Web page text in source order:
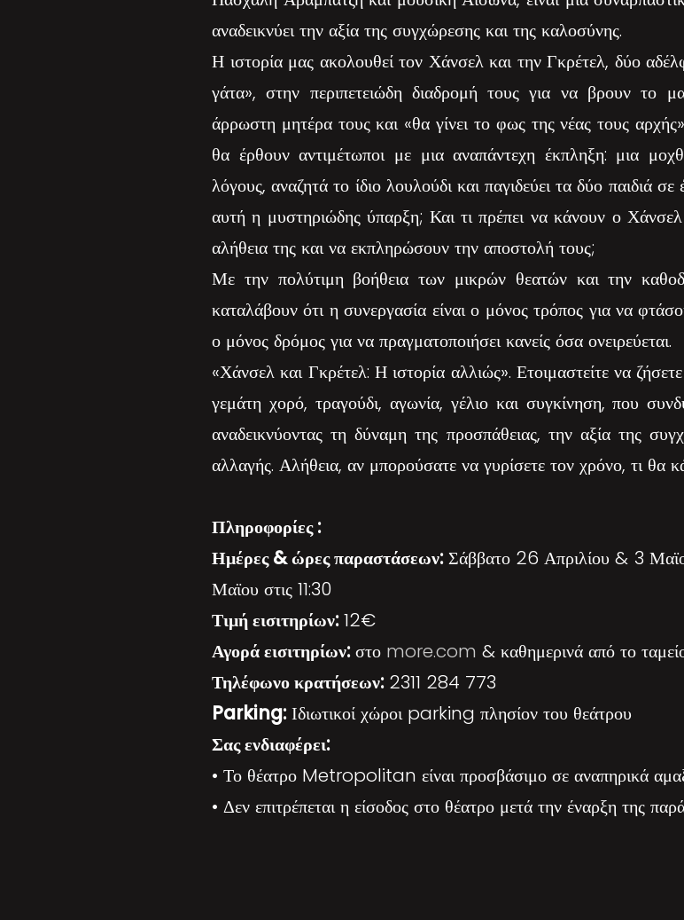
αναδεικνύει την αξία της συγχώρεσης και της καλοσύνης.
Η ιστορία μας ακολουθεί τον Χάνσελ και την Γκρέτελ, δύο
γάτα», στην περιπετειώδη διαδρομή τους για να βρουν το
άρρωστη μητέρα τους και «θα γίνει το φως της νέας τους
θα έρθουν αντιμέτωποι με μια αναπάντεχη έκπληξη: μια
λόγους, αναζητά το ίδιο λουλούδι και παγιδεύει τα δύο παιδιά
αυτή η μυστηριώδης ύπαρξη; Και τι πρέπει να κάνουν ο
αλήθεια της και να εκπληρώσουν την αποστολή τους;
Με την πολύτιμη βοήθεια των μικρών θεατών και την
καταλάβουν ότι η συνεργασία είναι ο μόνος τρόπος για να
ο μόνος δρόμος για να πραγματοποιήσει κανείς όσα ονειρεύεται.
«Χάνσελ και Γκρέτελ: Η ιστορία αλλιώς». Ετοιμαστείτε να
γεμάτη χορό, τραγούδι, αγωνία, γέλιο και συγκίνηση, που
αναδεικνύοντας τη δύναμη της προσπάθειας, την αξία της
αλλαγής. Αλήθεια, αν μπορούσατε να γυρίσετε τον χρόνο, τι θα
Πληροφορίες :
Ημέρες & ώρες παραστάσεων:Σάββατο 26 Απριλίου & 3
Μαϊου στις 11:30
Τιμή εισιτηρίων:12€
Αγορά εισιτηρίων:στο more.com & καθημερινά από το
Τηλέφωνο κρατήσεων:2311 284 773
Parking:Ιδιωτικοί χώροι parking πλησίον του θεάτρου
Σας ενδιαφέρει:
• Το θέατρο Metropolitan είναι προσβάσιμο σε αναπηρικά
• Δεν επιτρέπεται η είσοδος στο θέατρο μετά την έναρξη της